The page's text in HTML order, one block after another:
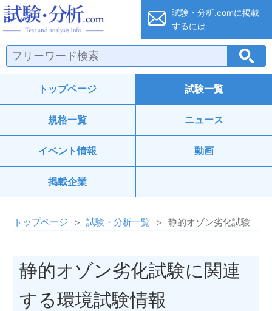
試験・分析
試験・分析.comに掲載
するには
トップページ 試験一覧
規格一覧 ニュース
イベント情報 動画
掲載企業
トップページ 試験・分析一覧 静的オゾン劣化試験
静的オゾン劣化試験に関連
する環境試験情報